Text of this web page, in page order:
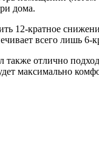
дома.
кратное
всего лишь
отлично
максимально